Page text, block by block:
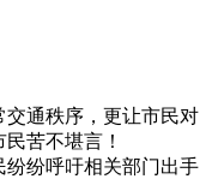
通秩序，更让市民对
苦不堪言！
纷呼吁相关部门出手